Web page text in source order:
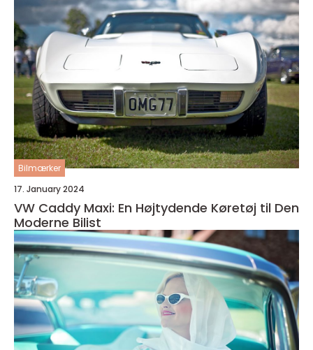
Bilmærker
17. January 2024
VW Caddy Maxi: En Højtydende Køretøj til Den
Moderne Bilist